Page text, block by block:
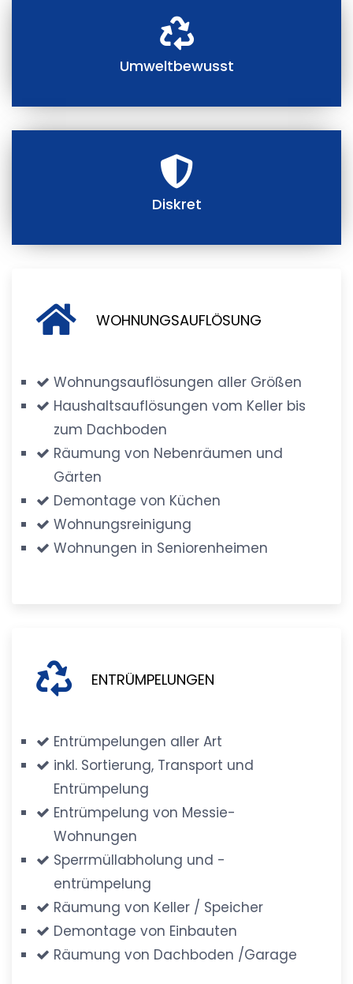
Umweltbewusst
Diskret
WOHNUNGSAUFLÖSUNG
Wohnungsauflösungen aller Größen
Haushaltsauflösungen vom Keller bis
zum Dachboden
Räumung von Nebenräumen und
Gärten
Demontage von Küchen
Wohnungsreinigung
Wohnungen in Seniorenheimen
ENTRÜMPELUNGEN
Entrümpelungen aller Art
inkl. Sortierung, Transport und
Entrümpelung
Entrümpelung von Messie-
Wohnungen
Sperrmüllabholung und -
entrümpelung
Räumung von Keller / Speicher
Demontage von Einbauten
Räumung von Dachboden /Garage